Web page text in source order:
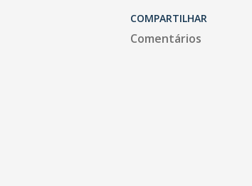
COMPARTILHAR
Comentários